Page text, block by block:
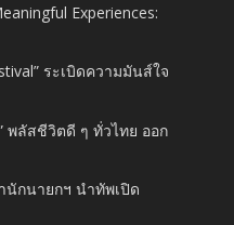
Experiences:
ระเบิดความมันส์ใจ
พลัสชีวิตดี ๆ ทั่วไทย ออก
นักนายกฯ นำทัพเปิด